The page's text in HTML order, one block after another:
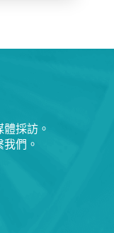
採訪。
們。